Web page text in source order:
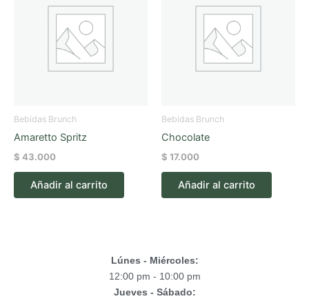
Bebidas Brunch
Amaretto Spritz
$ 43.000
Añadir al carrito
Bebidas Brunch
Chocolate
$ 17.000
Añadir al carrito
Lúnes - Miércoles:
12:00 pm - 10:00 pm
Jueves - Sábado: